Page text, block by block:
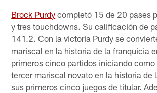
Brock Purdy completó 15 de 20 pases
y tres touchdowns. Su calificación de
141.2. Con la victoria Purdy se
mariscal en la historia de la franquicia
primeros cinco partidos iniciando como
tercer mariscal novato en la historia de
sus primeros cinco juegos de titular.